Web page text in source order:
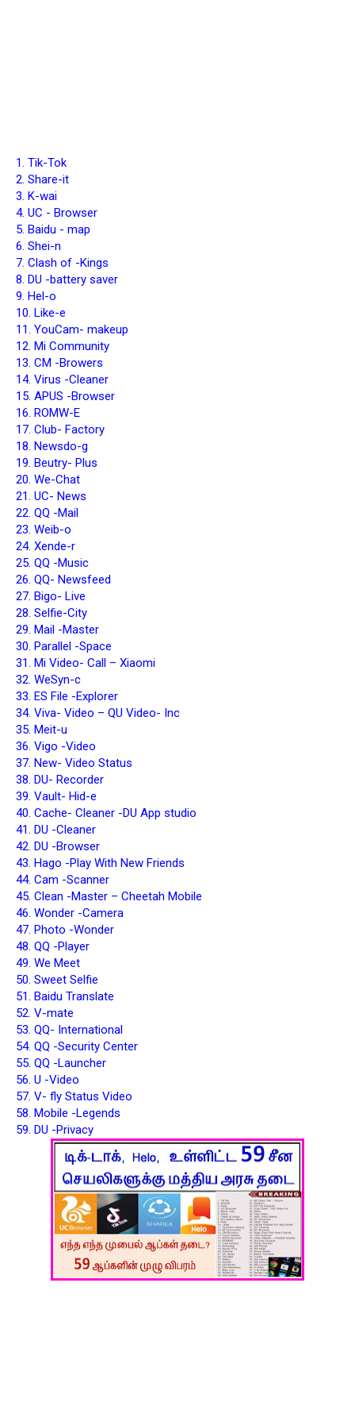
1. Tik-Tok
2. Share-it
3. K-wai
4. UC - Browser
5. Baidu - map
6. Shei-n
7. Clash of -Kings
8. DU -battery saver
9. Hel-o
10. Like-e
11. YouCam- makeup
12. Mi Community
13. CM -Browers
14. Virus -Cleaner
15. APUS -Browser
16. ROMW-E
17. Club- Factory
18. Newsdo-g
19. Beutry- Plus
20. We-Chat
21. UC- News
22. QQ -Mail
23. Weib-o
24. Xende-r
25. QQ -Music
26. QQ- Newsfeed
27. Bigo- Live
28. Selfie-City
29. Mail -Master
30. Parallel -Space
31. Mi Video- Call – Xiaomi
32. WeSyn-c
33. ES File -Explorer
34. Viva- Video – QU Video- Inc
35. Meit-u
36. Vigo -Video
37. New- Video Status
38. DU- Recorder
39. Vault- Hid-e
40. Cache- Cleaner -DU App studio
41. DU -Cleaner
42. DU -Browser
43. Hago -Play With New Friends
44. Cam -Scanner
45. Clean -Master – Cheetah Mobile
46. Wonder -Camera
47. Photo -Wonder
48. QQ -Player
49. We Meet
50. Sweet Selfie
51. Baidu Translate
52. V-mate
53. QQ- International
54. QQ -Security Center
55. QQ -Launcher
56. U -Video
57. V- fly Status Video
58. Mobile -Legends
59. DU -Privacy